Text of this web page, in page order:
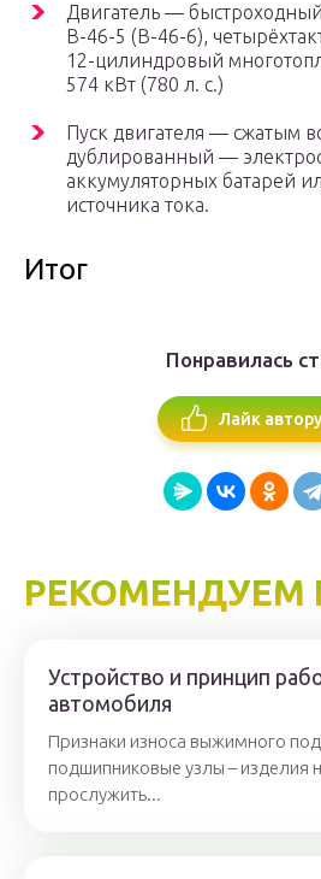
Двигатель —
В-46-5 (В-46-6),
12-цилиндровый
574 кВт (780 л. с.)
Пуск двигателя — сжатым
дублированный —
аккумуляторных батарей
источника тока.
Итог
Понравилась
Лайк автору
РЕКОМЕНДУЕМ
Устройство и принцип
автомобиля
Признаки износа выжимного
подшипниковые узлы – изделия
прослужить...